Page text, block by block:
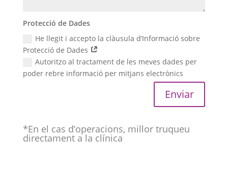
Protecció de Dades
He llegit i accepto la clàusula d’Informació sobre
Protecció de Dades
Autoritzo al tractament de les meves dades per
poder rebre informació per mitjans electrònics
Enviar
*En el cas d’operacions, millor truqueu
directament a la clínica